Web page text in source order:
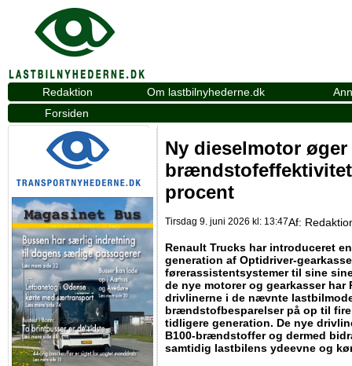
Redaktion Om lastbilnyhederne.dk
Forsiden
Ny dieselmotor øger
procent
Tirsdag 9. juni 2026 kl: 13:47Af:
Renault Trucks har introduceret
generation af Optidriver-
førerassistentsystemer til sine
de nye motorer og gearkasser har
drivlinerne i de nævnte
brændstofbesparelser på op til
tidligere generation. De nye
B100-brændstoffer og dermed
samtidig lastbilens ydeevne og